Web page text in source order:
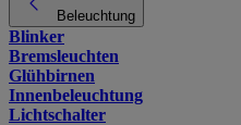
Beleuchtung
Blinker
Bremsleuchten
Glühbirnen
Innenbeleuchtung
Lichtschalter